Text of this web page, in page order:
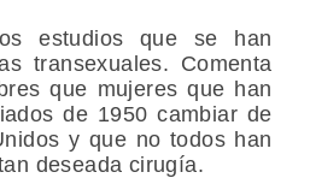
estudios que se han
transexuales. Comenta
que mujeres que han
de 1950 cambiar de
y que no todos han
deseada cirugía.